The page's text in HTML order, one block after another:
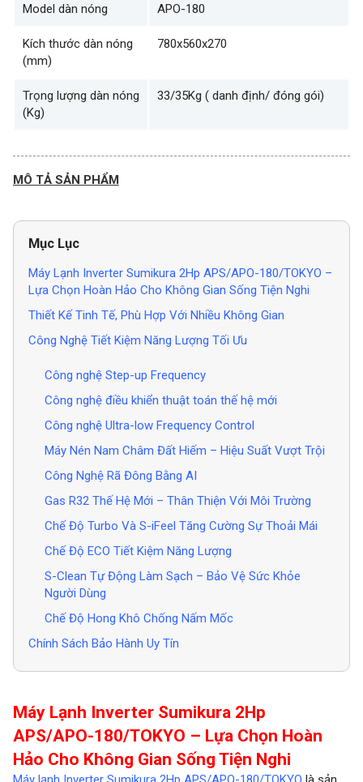
Model dàn nóng APO-180
Kích thước dàn nóng
(mm)
780x560x270
Trọng lượng dàn nóng
(Kg)
33/35Kg ( danh định/ đóng gói)
MÔ TẢ SẢN PHẨM
Mục Lục
Máy Lạnh Inverter Sumikura 2Hp APS/APO-180/TOKYO –
Lựa Chọn Hoàn Hảo Cho Không Gian Sống Tiện Nghi
Thiết Kế Tinh Tế, Phù Hợp Với Nhiều Không Gian
Công Nghệ Tiết Kiệm Năng Lượng Tối Ưu
Công nghệ Step-up Frequency
Công nghệ điều khiển thuật toán thế hệ mới
Công nghệ Ultra-low Frequency Control
Máy Nén Nam Châm Đất Hiếm – Hiệu Suất Vượt Trội
Công Nghệ Rã Đông Bằng AI
Gas R32 Thế Hệ Mới – Thân Thiện Với Môi Trường
Chế Độ Turbo Và S-iFeel Tăng Cường Sự Thoải Mái
Chế Độ ECO Tiết Kiệm Năng Lượng
S-Clean Tự Động Làm Sạch – Bảo Vệ Sức Khỏe
Người Dùng
Chế Độ Hong Khô Chống Nấm Mốc
Chính Sách Bảo Hành Uy Tín
Máy Lạnh Inverter Sumikura 2Hp
APS/APO-180/TOKYO – Lựa Chọn Hoàn
Hảo Cho Không Gian Sống Tiện Nghi